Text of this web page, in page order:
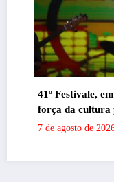
41º Festivale, em
força da cultura
7 de agosto de 2026